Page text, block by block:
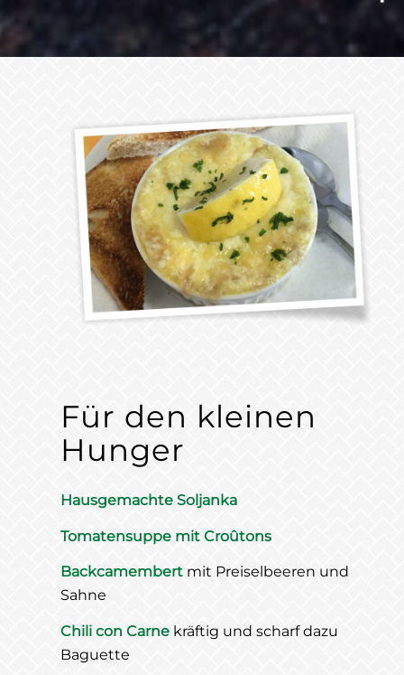
Für den kleinen
Hunger
Hausgemachte Soljanka
Tomatensuppe mit Croûtons
Backcamembert mit Preiselbeeren und
Sahne
Chili con Carne kräftig und scharf dazu
Baguette